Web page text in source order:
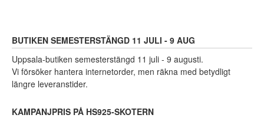
BUTIKEN SEMESTERSTÄNGD 11 JULI - 9 AUG
Uppsala-butiken semesterstängd 11 juli - 9 augusti.
Vi försöker hantera internetorder, men räkna med betydligt
längre leveranstider.
KAMPANJPRIS PÅ HS925-SKOTERN